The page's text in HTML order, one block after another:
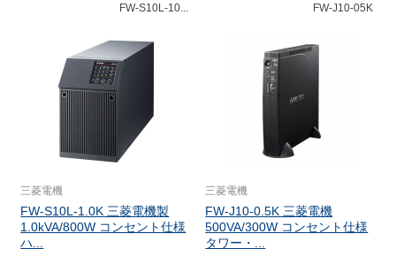
FW-S10L-10...
三菱電機
FW-S10L-1.0K 三菱電機製
1.0kVA/800W コンセント仕様
ハ...
FW-J10-05K
三菱電機
FW-J10-0.5K 三菱電機
500VA/300W コンセント仕様
タワー・...